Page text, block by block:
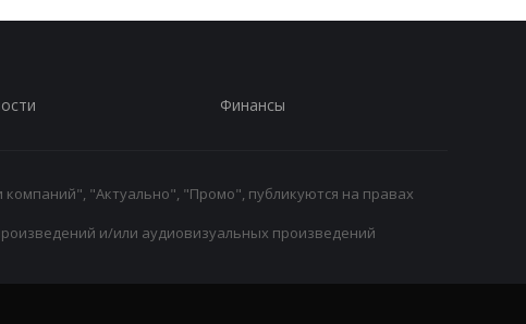
Финансы
"Актуально", "Промо", публикуются на правах
и/или аудиовизуальных произведений